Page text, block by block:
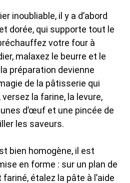
inoubliable, il y a d’abord
dorée, qui supporte tout le
votre four à
malaxez le beurre et le
préparation devienne
de la pâtisserie qui
la farine, la levure,
d’œuf et une pincée de
les saveurs.
bien homogène, il est
en forme : sur un plan de
étalez la pâte à l’aide